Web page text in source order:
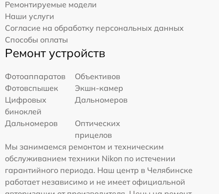
Ремонтируемые модели
Наши услуги
Согласие на обработку персональных данных
Способы оплаты
Ремонт устройств
Фотоаппаратов
Объективов
Фотовспышек
Экшн-камер
Цифровых
биноклей
Дальномеров
Дальномеров
Оптических
прицелов
Мы занимаемся ремонтом и техническим
обслуживанием техники Nikon по истечении
гарантийного периода. Наш центр в Челябинске
работает независимо и не имеет официальной